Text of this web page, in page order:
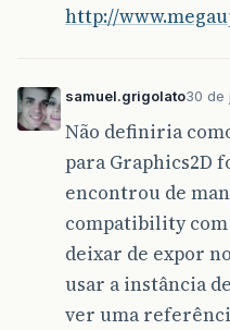
http://
samuel.grigolato30 de
Não definiria
para Graphics2D
encontrou de
compatibility
deixar de expor
usar a instância
ver uma